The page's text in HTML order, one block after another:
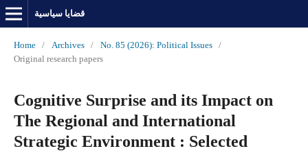
قضايا سياسية
Home / Archives / No. 85 (2026): Political Issues
/
Original research papers
Cognitive Surprise and its Impact on
The Regional and International
Strategic Environment : Selected